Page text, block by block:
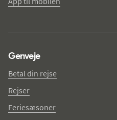
Genveje
Betal din rejse
Rejser
Feriesæsoner